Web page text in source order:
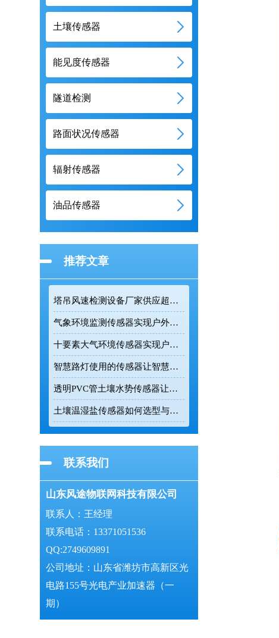
土壤传感器
能见度传感器
隧道检测
路面状况传感器
辐射传感器
油品传感器
推荐文章
塔吊风速检测设备厂家供应超声波高精度监测传感设备
气象环境监测传感器实现户外气象参数全天候在线监测
十要素大气环境传感器实现户外气象24小时连续监测
智慧路灯使用的传感器让智慧路灯成为城市环境监测的前端节点
透明PVC管土壤水势传感器让农业灌溉更精准
土壤温湿盐传感器如何选型与正确安装
联系我们
山东风途物联网科技有限公司
联系人：王经理
联系电话：13371051536
QQ:2749609891
公司地址：山东省潍坊市高新区光
电路155号光电产业加速器（一
期）